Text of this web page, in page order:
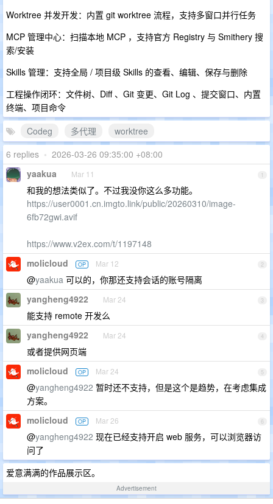
Worktree 并发开发：内置 git worktree 流程，支持多窗口并行任务
MCP 管理中心：扫描本地 MCP ，支持官方 Registry 与 Smithery 搜
索/安装
Skills 管理：支持全局 / 项目级 Skills 的查看、编辑、保存与删除
工程操作闭环：文件树、Diff 、Git 变更、Git Log 、提交窗口、内置
终端、项目命令
Codeg
多代理
worktree
6 replies • 2026-03-26 09:35:00 +08:00
1
yaakua Mar 11
和我的想法类似了。不过我没你这么多功能。
https://user0001.cn.imgto.link/public/20260310/image-
6fb72gwi.avif
https://www.v2ex.com/t/1197148
2
molicloud OP Mar 12
@yaakua 可以的，你那还支持会话的账号隔离
3
yangheng4922 Mar 24
能支持 remote 开发么
4
yangheng4922 Mar 24
或者提供网页端
5
molicloud OP Mar 24
@yangheng4922 暂时还不支持，但是这个是趋势，在考虑集成
方案。
6
molicloud OP Mar 26
@yangheng4922 现在已经支持开启 web 服务，可以浏览器访
问了
爱意满满的作品展示区。
Advertisement